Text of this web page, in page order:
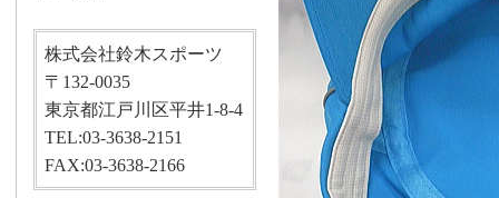
株式会社鈴木スポーツ
〒132-0035
東京都江戸川区平井1-8-4
TEL:03-3638-2151
FAX:03-3638-2166